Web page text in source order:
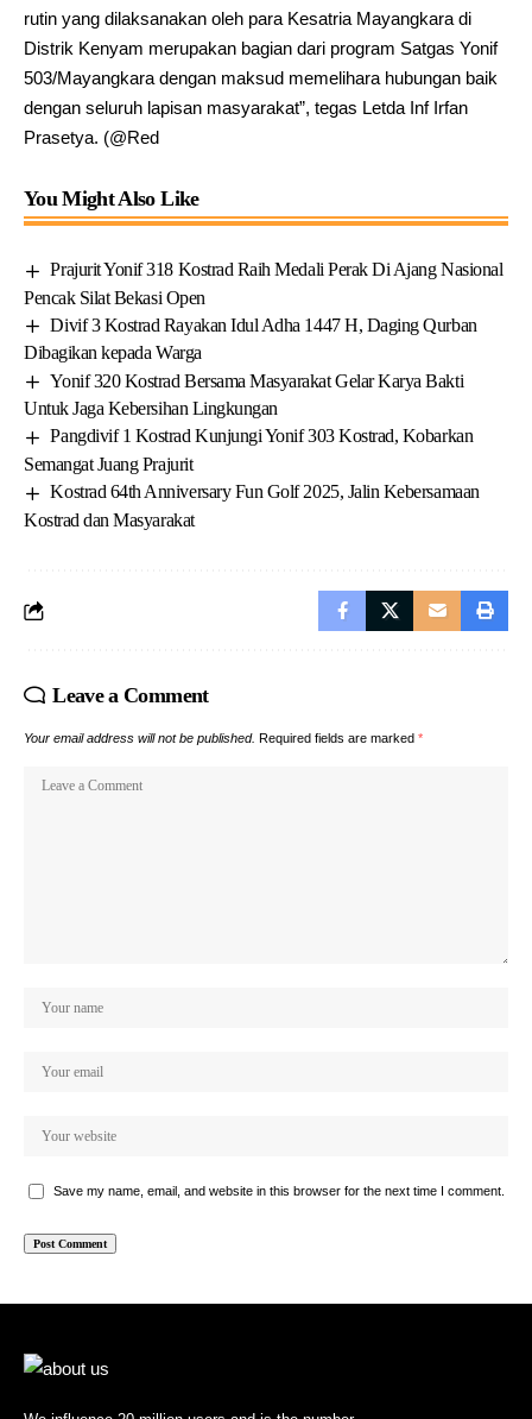
rutin yang dilaksanakan oleh para Kesatria Mayangkara di
Distrik Kenyam merupakan bagian dari program Satgas Yonif
503/Mayangkara dengan maksud memelihara hubungan baik
dengan seluruh lapisan masyarakat”, tegas Letda Inf Irfan
Prasetya. (@Red
You Might Also Like
Prajurit Yonif 318 Kostrad Raih Medali Perak Di Ajang Nasional
Pencak Silat Bekasi Open
Divif 3 Kostrad Rayakan Idul Adha 1447 H, Daging Qurban
Dibagikan kepada Warga
Yonif 320 Kostrad Bersama Masyarakat Gelar Karya Bakti
Untuk Jaga Kebersihan Lingkungan
Pangdivif 1 Kostrad Kunjungi Yonif 303 Kostrad, Kobarkan
Semangat Juang Prajurit
Kostrad 64th Anniversary Fun Golf 2025, Jalin Kebersamaan
Kostrad dan Masyarakat
Leave a Comment
Your email address will not be published. Required fields are marked *
Save my name, email, and website in this browser for the next time I comment.